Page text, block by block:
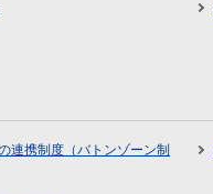
連携制度（バトンゾーン制